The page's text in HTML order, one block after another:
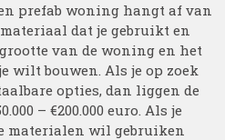
prefab woning hangt af van
dat je gebruikt en
van de woning en het
wilt bouwen. Als je op zoek
opties, dan liggen de
– €200.000 euro. Als je
materialen wil gebruiken